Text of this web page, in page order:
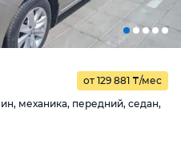
от 129 881 ₸/мес
механика, передний, седан,